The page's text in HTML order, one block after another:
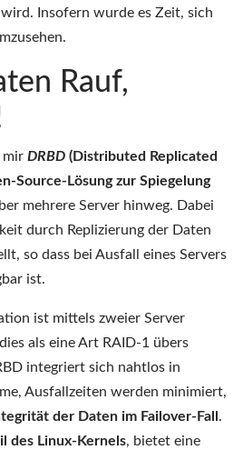
wird. Insofern wurde es Zeit, sich
Rauf,
mir DRBD (Distributed Replicated
Source-Lösung zur Spiegelung
mehrere Server hinweg. Dabei
durch Replizierung der Daten
so dass bei Ausfall eines Servers
ist.
ist mittels zweier Server
als eine Art RAID-1 übers
integriert sich nahtlos in
Ausfallzeiten werden minimiert,
der Daten im Failover-Fall .
des Linux-Kernels, bietet eine